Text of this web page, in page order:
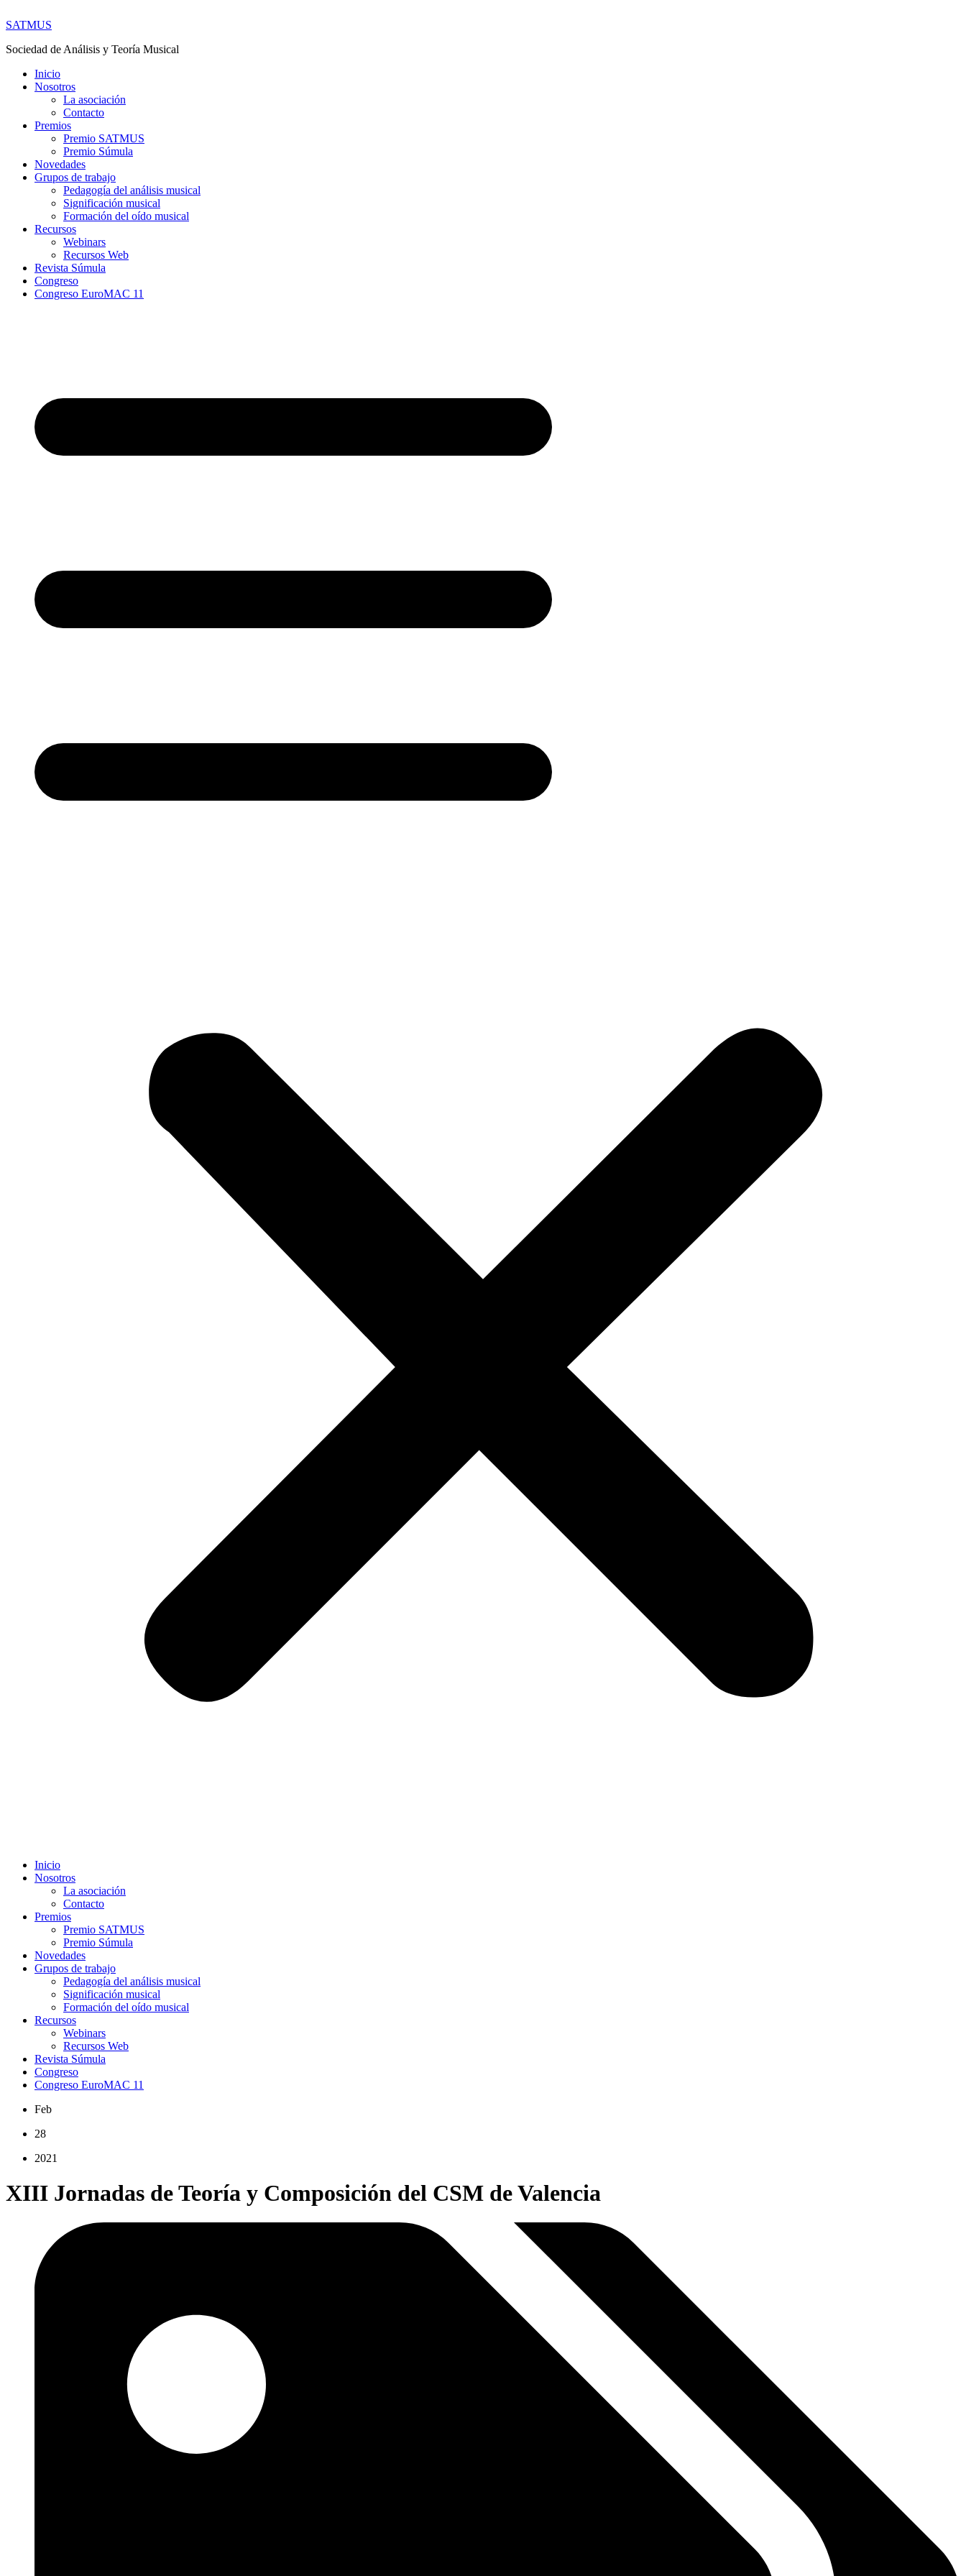
SATMUS
Sociedad de Análisis y Teoría Musical
Inicio
Nosotros
La asociación
Contacto
Premios
Premio SATMUS
Premio Súmula
Novedades
Grupos de trabajo
Pedagogía del análisis musical
Significación musical
Formación del oído musical
Recursos
Webinars
Recursos Web
Revista Súmula
Congreso
Congreso EuroMAC 11
Inicio
Nosotros
La asociación
Contacto
Premios
Premio SATMUS
Premio Súmula
Novedades
Grupos de trabajo
Pedagogía del análisis musical
Significación musical
Formación del oído musical
Recursos
Webinars
Recursos Web
Revista Súmula
Congreso
Congreso EuroMAC 11
Feb
28
2021
XIII Jornadas de Teoría y Composición del CSM de Valencia